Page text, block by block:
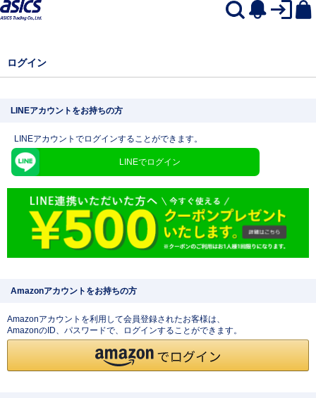
ログイン
LINEアカウントをお持ちの方
LINEアカウントでログインすることができます。
LINEでログイン
Amazonアカウントをお持ちの方
Amazonアカウントを利用して会員登録されたお客様は、
AmazonのID、パスワードで、ログインすることができます。